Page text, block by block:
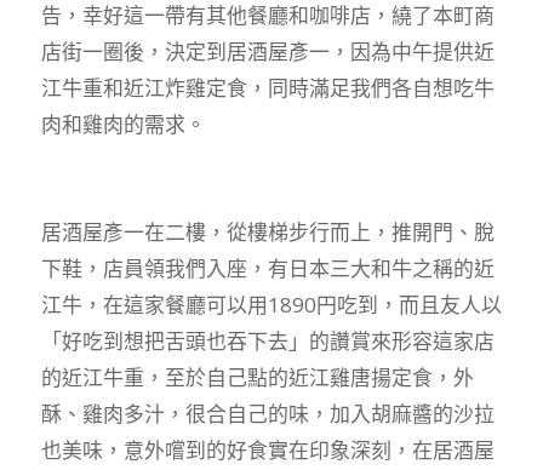
告，幸好這一帶有其他餐廳和咖啡店，繞了本町商
店街一圈後，決定到居酒屋彥一，因為中午提供近
江牛重和近江炸雞定食，同時滿足我們各自想吃牛
肉和雞肉的需求。
居酒屋彥一在二樓，從樓梯步行而上，推開門、脫
下鞋，店員領我們入座，有日本三大和牛之稱的近
江牛，在這家餐廳可以用1890円吃到，而且友人以
「好吃到想把舌頭也吞下去」的讚賞來形容這家店
的近江牛重，至於自己點的近江雞唐揚定食，外
酥、雞肉多汁，很合自己的味，加入胡麻醬的沙拉
也美味，意外嚐到的好食實在印象深刻，在居酒屋